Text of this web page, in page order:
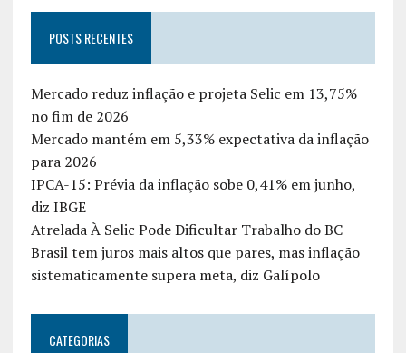
POSTS RECENTES
Mercado reduz inflação e projeta Selic em 13,75%
no fim de 2026
Mercado mantém em 5,33% expectativa da inflação
para 2026
IPCA-15: Prévia da inflação sobe 0,41% em junho,
diz IBGE
Atrelada À Selic Pode Dificultar Trabalho do BC
Brasil tem juros mais altos que pares, mas inflação
sistematicamente supera meta, diz Galípolo
CATEGORIAS